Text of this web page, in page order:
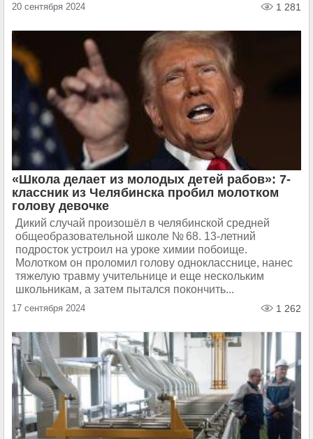
20 сентября 2024 1 281
«Школа делает из молодых детей рабов»: 7-
классник из Челябинска пробил молотком
голову девочке
Дикий случай произошёл в челябинской средней
общеобразовательной школе № 68. 13-летний
подросток устроил на уроке химии побоище.
Молотком он проломил голову однокласснице, нанес
тяжелую травму учительнице и еще нескольким
школьникам, а затем пытался покончить...
17 сентября 2024 1 262